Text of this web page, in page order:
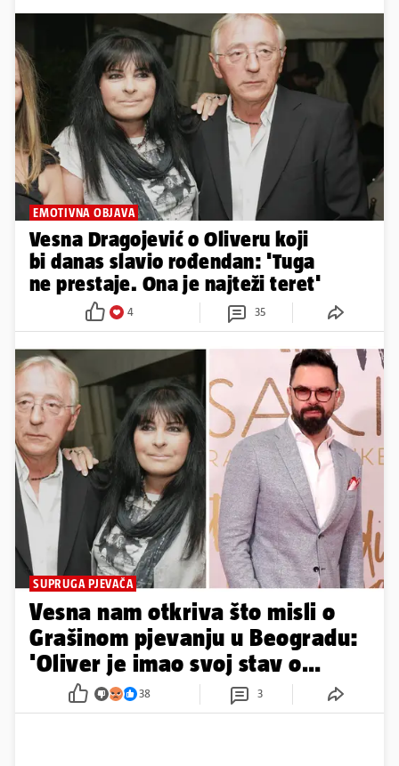
EMOTIVNA OBJAVA
Vesna Dragojević o Oliveru koji
bi danas slavio rođendan: 'Tuga
ne prestaje. Ona je najteži teret'
4 35
SUPRUGA PJEVAČA
Vesna nam otkriva što misli o
Grašinom pjevanju u Beogradu:
'Oliver je imao svoj stav o
tome'
38 3